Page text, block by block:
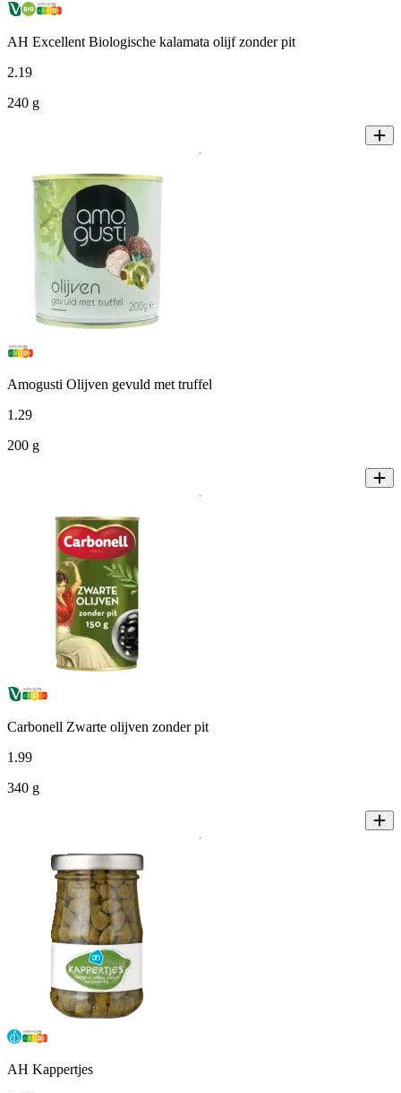
AH Excellent Biologische kalamata olijf zonder pit
2.19
240 g
Amogusti Olijven gevuld met truffel
1 .29
200 g
Carbonell Zwarte olijven zonder pit
1 .99
340 g
AH Kappertjes